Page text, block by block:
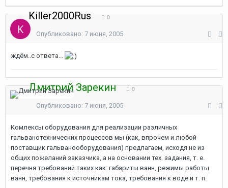
Killer2000Rus 0
Опубликовано: 7 июня, 2005
ждём..с ответа...
Дмитрий Зарекин 0
Опубликовано: 7 июня, 2005
Комлексы оборудования для реализации различных
гальванотехнических процессов мы (как, впрочем и любой
поставщик гальванооборудования) предлагаем, исходя не из
общих пожеланий заказчика, а на основании тех. задания, т. е.
перечня требований таких как: габариты ванн, режимы работы
ванн, требования к источникам тока, требования к воде и т. п.